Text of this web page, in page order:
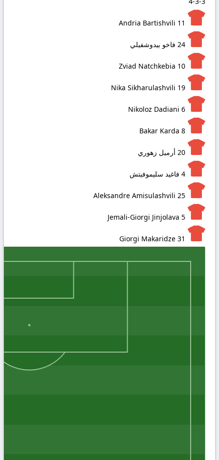
11
Andria Bartishvili
24 فاخو بيدوشفيلي
10
Zviad Natchkebia
19
Nika Sikharulashvili
6
Nikoloz Dadiani
8
Bakar Karda
20 أرميل زهوري
4 فاغيد سليموفيتش
25
Aleksandre Amisulashvili
5
Jemali-Giorgi Jinjolava
31
Giorgi Makaridze